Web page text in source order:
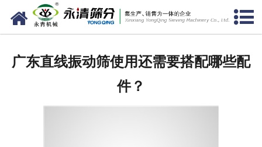
网站首页
产品中心
广东直线振动筛使用还需要搭配哪些配
件？